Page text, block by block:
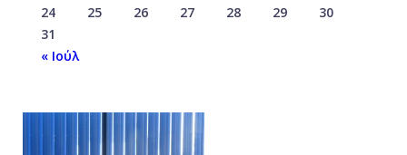
24
25 26 27 28 29
30
31
« Ιούλ